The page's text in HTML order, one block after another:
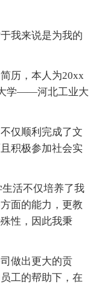
我来说是为我的
历，本人为20xx
学——河北工业大
仅顺利完成了文
积极参加社会实
活不仅培养了我
面的能力，更教
性，因此我秉
做出更大的贡
工的帮助下，在